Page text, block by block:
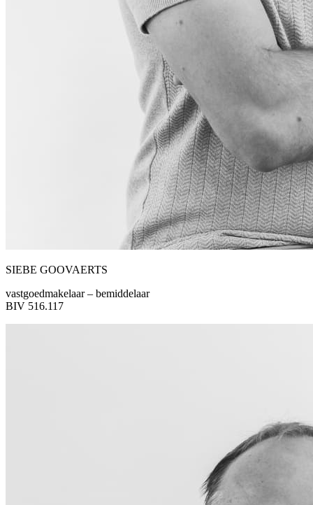
SIEBE GOOVAERTS
vastgoedmakelaar – bemiddelaar
BIV 516.117